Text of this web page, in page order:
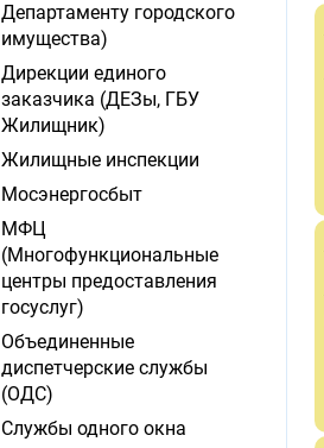
Департаменту городского
имущества)
Дирекции единого
заказчика (ДЕЗы, ГБУ
Жилищник)
Жилищные инспекции
Мосэнергосбыт
МФЦ
(Многофункциональные
центры предоставления
госуслуг)
Объединенные
диспетчерские службы
(ОДС)
Службы одного окна